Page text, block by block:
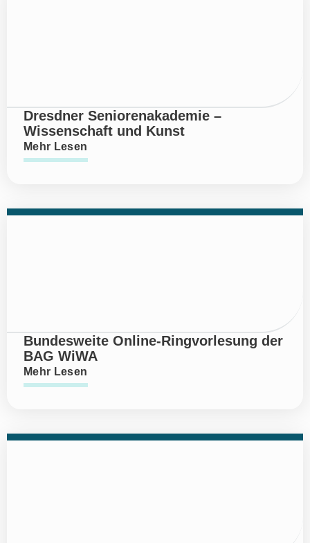
Dresdner Seniorenakademie –
Wissenschaft und Kunst
Mehr Lesen
Bundesweite Online-Ringvorlesung der
BAG WiWA
Mehr Lesen